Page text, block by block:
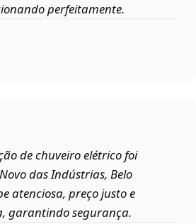
perfeitamente.
de chuveiro elétrico foi
das Indústrias, Belo
atenciosa, preço justo e
garantindo segurança.